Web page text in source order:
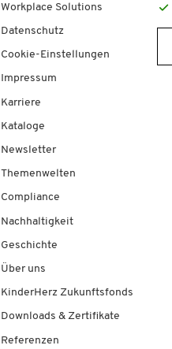
Workplace Solutions
Datenschutz
Cookie-Einstellungen
Impressum
Karriere
Kataloge
Newsletter
Themenwelten
Compliance
Nachhaltigkeit
Geschichte
Über uns
KinderHerz Zukunftsfonds
Downloads & Zertifikate
Referenzen